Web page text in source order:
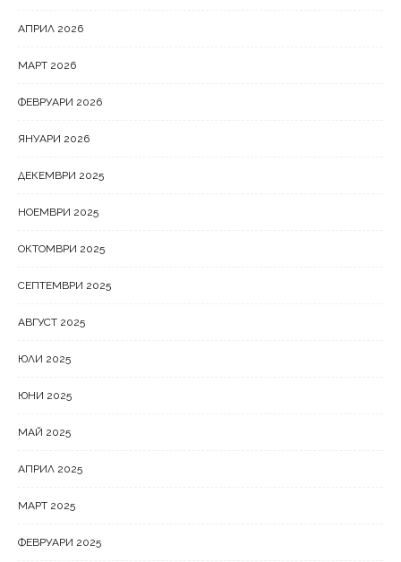
АПРИЛ 2026
МАРТ 2026
ФЕВРУАРИ 2026
ЯНУАРИ 2026
ДЕКЕМВРИ 2025
НОЕМВРИ 2025
ОКТОМВРИ 2025
СЕПТЕМВРИ 2025
АВГУСТ 2025
ЮЛИ 2025
ЮНИ 2025
МАЙ 2025
АПРИЛ 2025
МАРТ 2025
ФЕВРУАРИ 2025